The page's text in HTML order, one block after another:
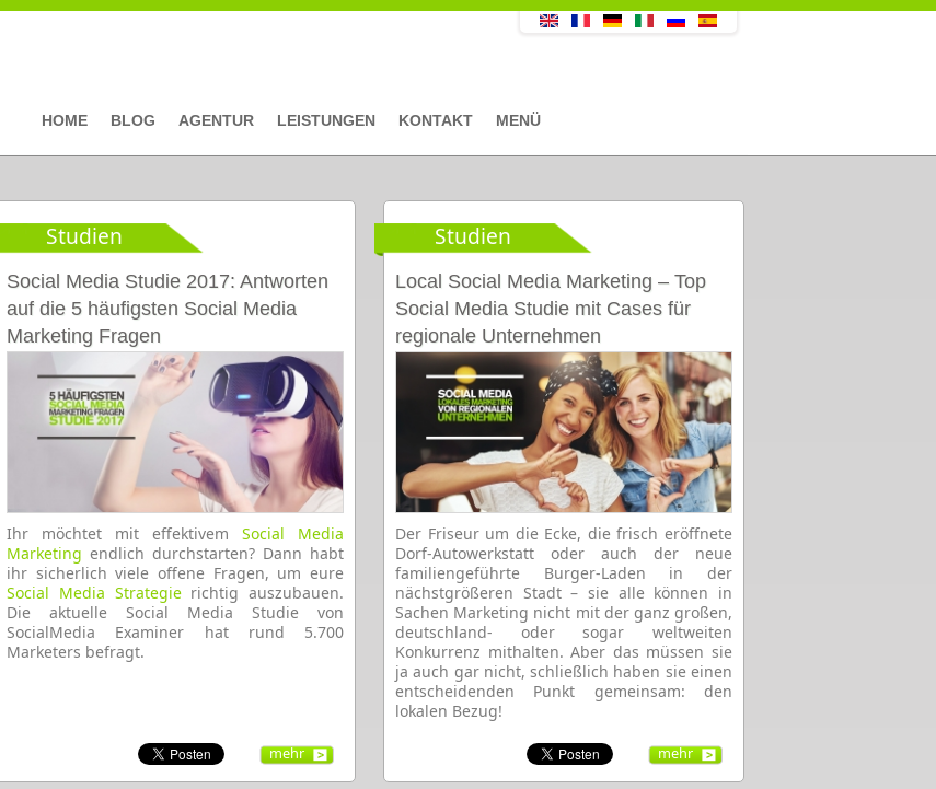
HOME BLOG AGENTUR LEISTUNGEN KONTAKT MENÜ
Studien
Social Media Studie 2017: Antworten
auf die 5 häufigsten Social Media
Marketing Fragen
Ihr möchtet mit effektivem Social Media
Marketing endlich durchstarten? Dann habt
ihr sicherlich viele offene Fragen, um eure
Social Media Strategierichtig auszubauen.
Die aktuelle Social Media Studie von
SocialMedia Examiner hat rund 5.700
Marketers befragt.
mehr
Studien
Local Social Media Marketing – Top
Social Media Studie mit Cases für
regionale Unternehmen
Der Friseur um die Ecke, die frisch eröffnete
Dorf-Autowerkstatt oder auch der neue
familiengeführte Burger-Laden in der
nächstgrößeren Stadt – sie alle können in
Sachen Marketing nicht mit der ganz großen,
deutschland- oder sogar weltweiten
Konkurrenz mithalten. Aber das müssen sie
ja auch gar nicht, schließlich haben sie einen
entscheidenden Punkt gemeinsam: den
lokalen Bezug!
mehr
Seiten